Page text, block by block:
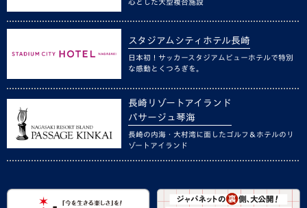
スタジアムシティホテル長崎
日本初！サッカースタジアムビューホテルで特別
な感動とくつろぎを。
長崎リゾートアイランド
パサージュ琴海
長崎の内海・大村湾に面したゴルフ＆ホテルのリ
ゾートアイランド